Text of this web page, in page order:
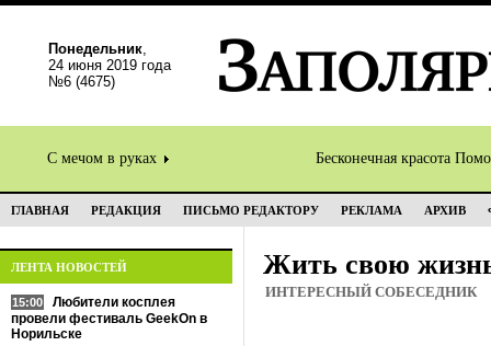
Понедельник,
24 июня 2019 года
№6 (4675)
С мечом в руках Бесконечная красота
ГЛАВНАЯ РЕДАКЦИЯ ПИСЬМО РЕДАКТОРУ РЕКЛАМА АРХИВ
ЛЕНТА НОВОСТЕЙ
15:00
Любители косплея
провели фестиваль GeekOn в
Норильске
Жить свою
ИНТЕРЕСНЫЙ СОБЕСЕДНИК